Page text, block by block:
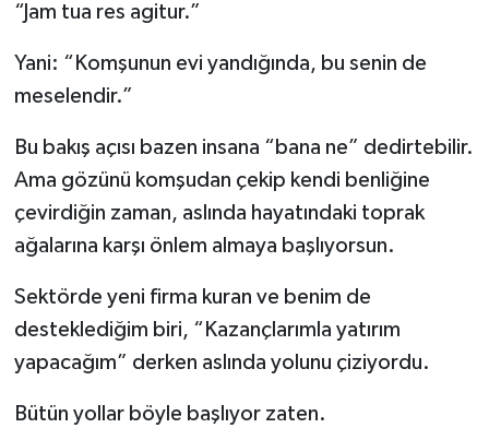
“Jam tua res agitur.”
Yani: “Komşunun evi yandığında, bu senin de
meselendir.”
Bu bakış açısı bazen insana “bana ne” dedirtebilir.
Ama gözünü komşudan çekip kendi benliğine
çevirdiğin zaman, aslında hayatındaki toprak
ağalarına karşı önlem almaya başlıyorsun.
Sektörde yeni firma kuran ve benim de
desteklediğim biri, “Kazançlarımla yatırım
yapacağım” derken aslında yolunu çiziyordu.
Bütün yollar böyle başlıyor zaten.